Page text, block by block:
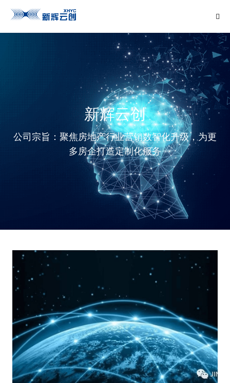
新辉云创
公司宗旨：聚焦房地产行业营销数智化升级，为更
多房企打造定制化服务